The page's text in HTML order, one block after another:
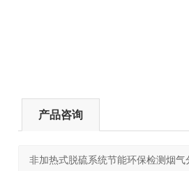
产品咨询